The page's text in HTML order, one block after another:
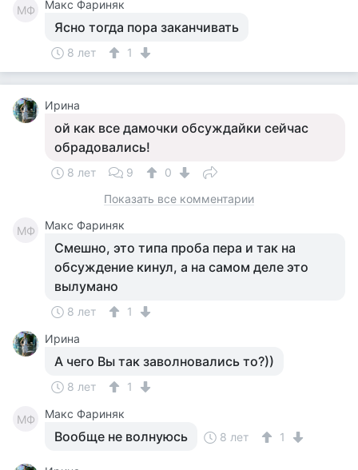
МФ Макс Фариняк
Ясно тогда пора заканчивать
8 лет 1
Ирина
ой как все дамочки обсуждайки сейчас
обрадовались!
8 лет 9
0
Показать все комментарии
МФ Макс Фариняк
Смешно, это типа проба пера и так на
обсуждение кинул, а на самом деле это
вылумано
8 лет
1
Ирина
А чего Вы так заволновались то?))
8 лет 1
МФ Макс Фариняк
Вообще не волнуюсь 8 лет 1